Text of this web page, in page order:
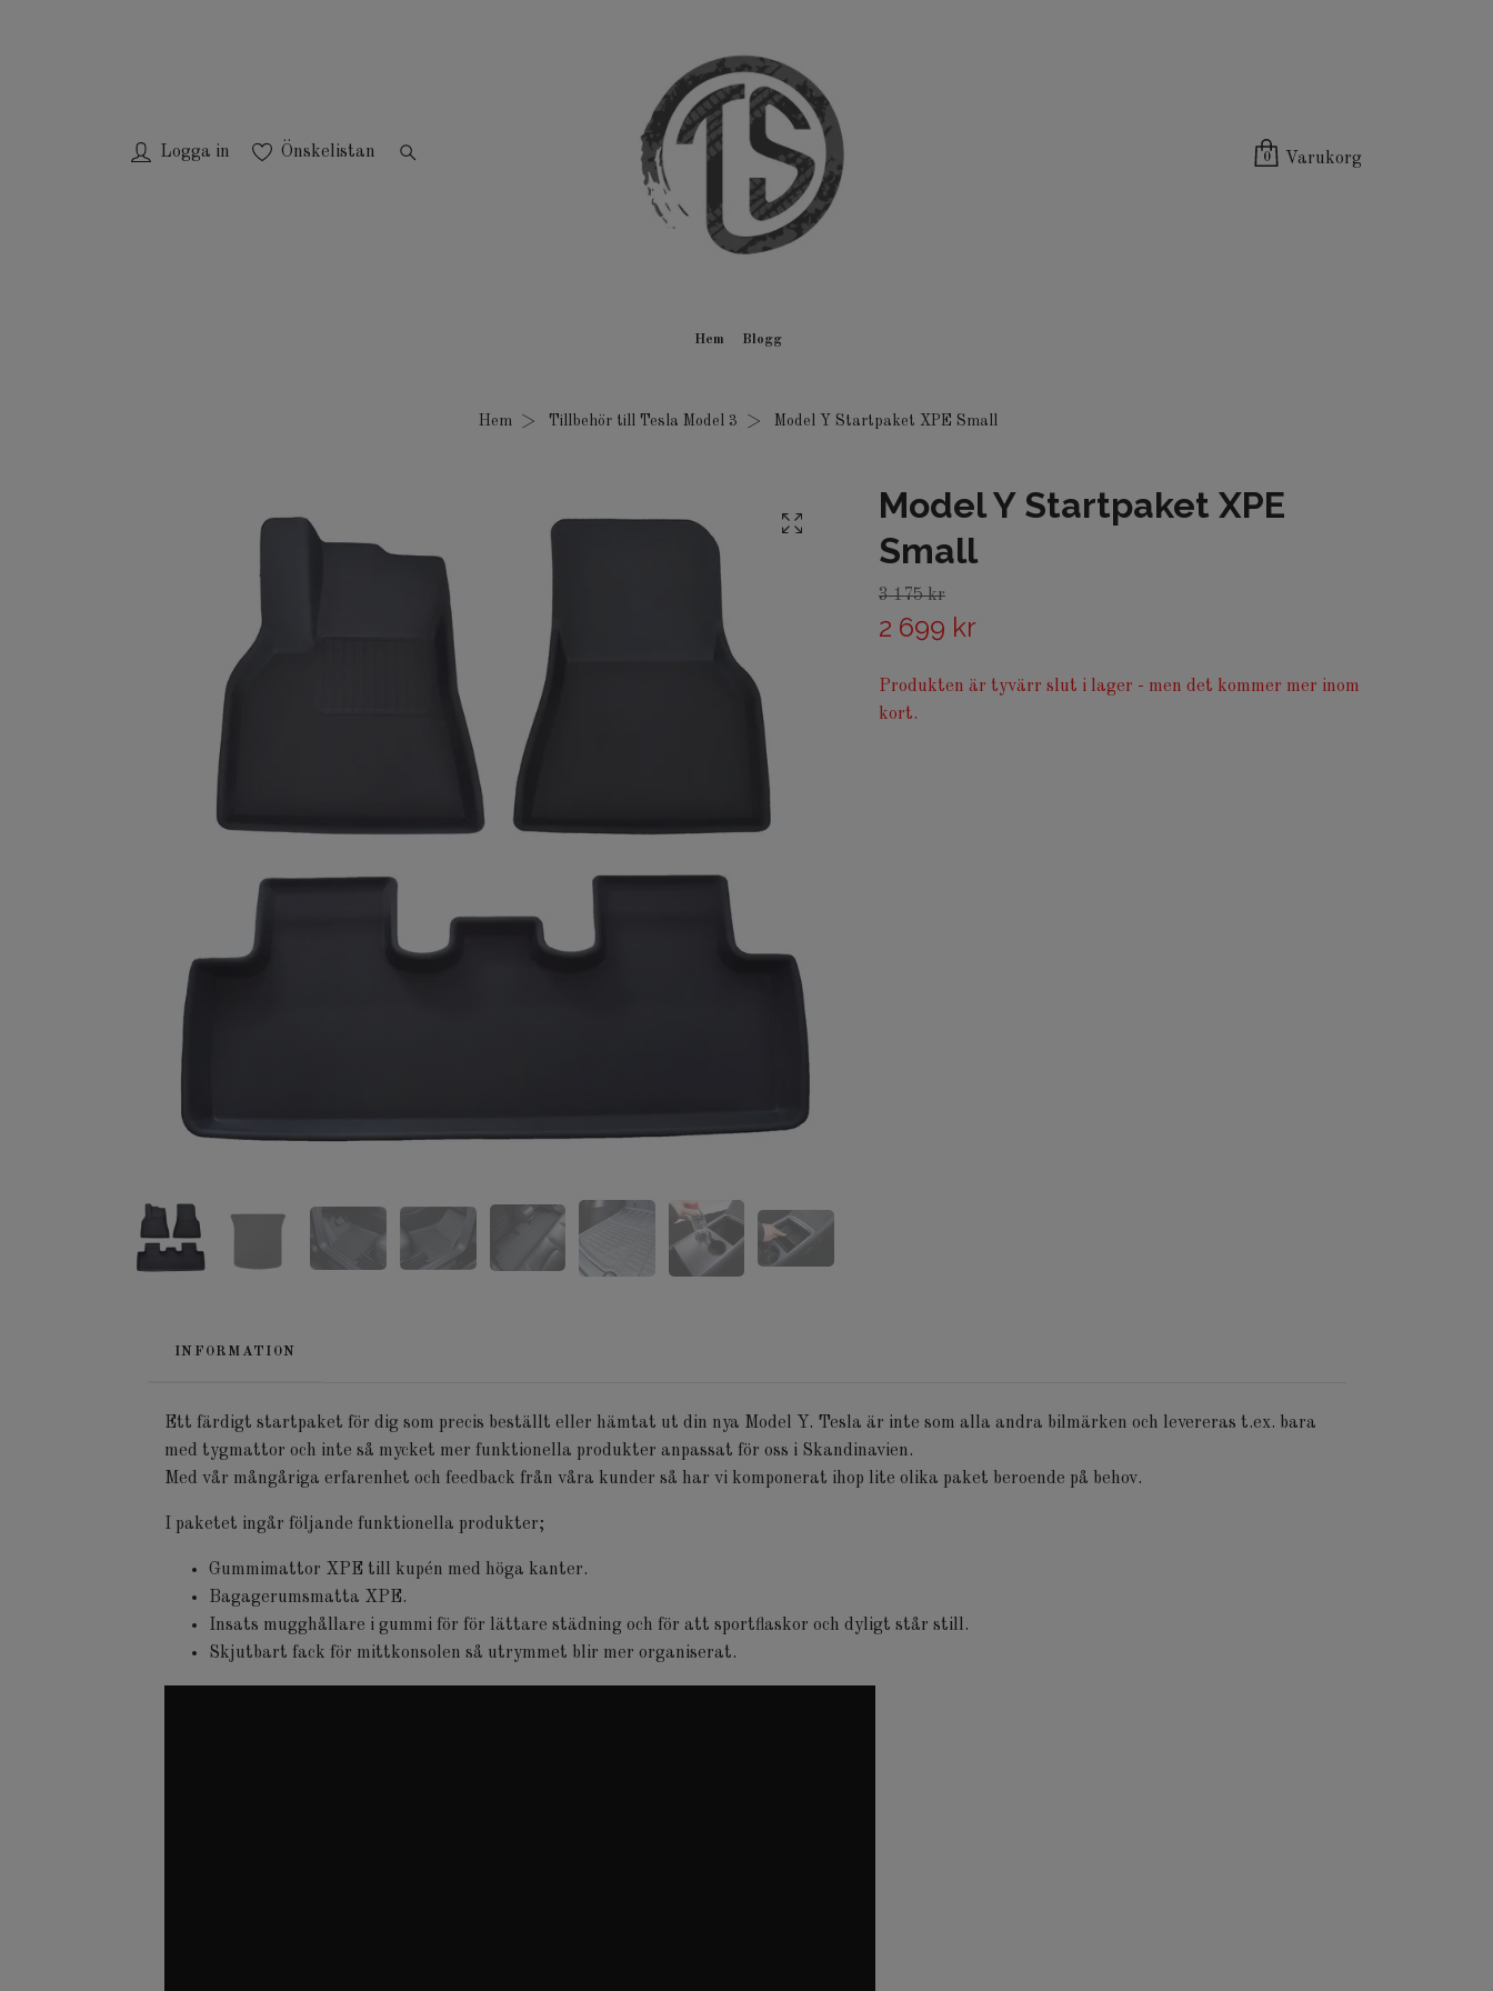
Logga in Önskelistan 0 Varukorg
Hem Blogg
Hem Tillbehör till Tesla Model 3 Model Y Startpaket XPE Small
Model Y Startpaket XPE
Small
3 175 kr
2 699 kr
Produkten är tyvärr slut i lager - men det kommer mer inom
kort.
INFORMATION
Ett färdigt startpaket för dig som precis beställt eller hämtat ut din nya Model Y. Tesla är inte som alla andra bilmärken och levereras t.ex. bara
med tygmattor och inte så mycket mer funktionella produkter anpassat för oss i Skandinavien.
Med vår mångåriga erfarenhet och feedback från våra kunder så har vi komponerat ihop lite olika paket beroende på behov.
I paketet ingår följande funktionella produkter;
Gummimattor XPE till kupén med höga kanter.
Bagagerumsmatta XPE.
Insats mugghållare i gummi för för lättare städning och för att sportflaskor och dyligt står still.
Skjutbart fack för mittkonsolen så utrymmet blir mer organiserat.